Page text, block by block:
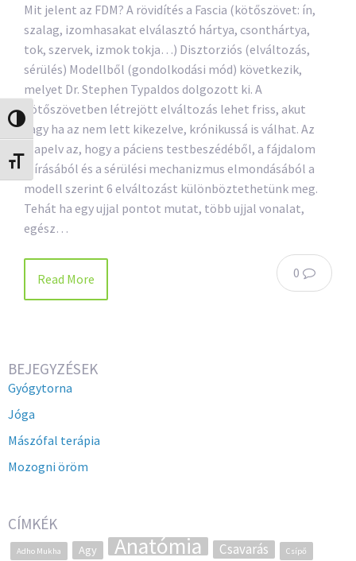
Nagy kontraszt váltása
Betűméret váltása
Mit jelent az FDM? A rövidítés a Fascia (kötőszövet: ín,
szalag, izomhasakat elválasztó hártya, csonthártya,
tok, szervek, izmok tokja…) Disztorziós (elváltozás,
sérülés) Modellből (gondolkodási mód) következik,
melyet Dr. Stephen Typaldos dolgozott ki. A
kötőszövetben létrejött elváltozás lehet friss, akut
vagy ha az nem lett kikezelve, krónikussá is válhat. Az
alapelv az, hogy a páciens testbeszédéből, a fájdalom
leírásából és a sérülési mechanizmus elmondásából a
modell szerint 6 elváltozást különböztethetünk meg.
Tehát ha egy ujjal pontot mutat, több ujjal vonalat,
egész…
0
Read More
BEJEGYZÉSEK
Gyógytorna
Jóga
Mászófal terápia
Mozogni öröm
CÍMKÉK
Adho Mukha Agy Anatómia Csavarás Csípő